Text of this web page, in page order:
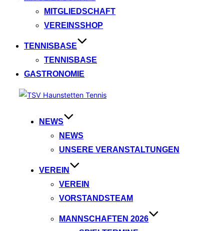
MITGLIEDSCHAFT
VEREINSSHOP
TENNISBASE
TENNISBASE
GASTRONOMIE
springen
NEWS
NEWS
UNSERE VERANSTALTUNGEN
VEREIN
VEREIN
VORSTANDSTEAM
MANNSCHAFTEN 2026